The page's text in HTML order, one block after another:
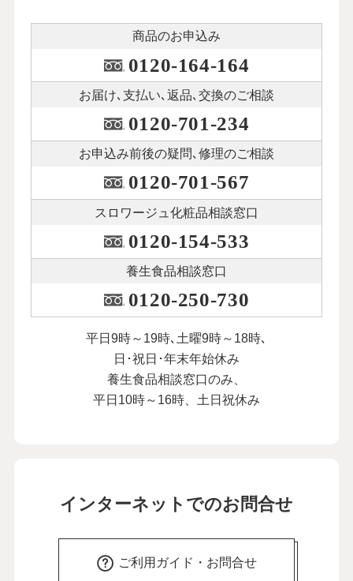
商品のお申込み
0120-164-164
お届け､支払い､ 返品､交換のご相談
0120-701-234
お申込み前後の疑問､修理のご相談
0120-701-567
スロワージュ化粧品相談窓口
0120-154-533
養生食品相談窓口
0120-250-730
平日9時～19時､土曜9時～18時､
日･祝日･年末年始休み
養生食品相談窓口のみ、
平日10時～16時、土日祝休み
インターネットでのお問合せ
ご利用ガイド・お問合せ